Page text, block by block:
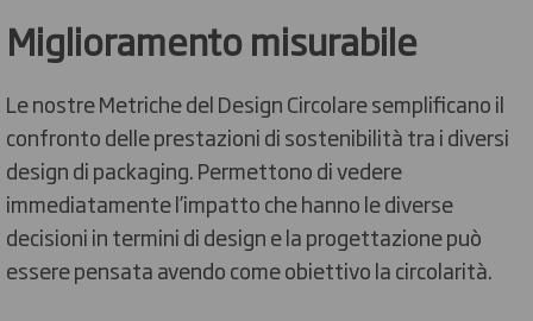
Miglioramento misurabile
Le nostre Metriche del Design Circolare semplificano il
confronto delle prestazioni di sostenibilità tra i diversi
design di packaging. Permettono di vedere
immediatamente l’impatto che hanno le diverse
decisioni in termini di design e la progettazione può
essere pensata avendo come obiettivo la circolarità.